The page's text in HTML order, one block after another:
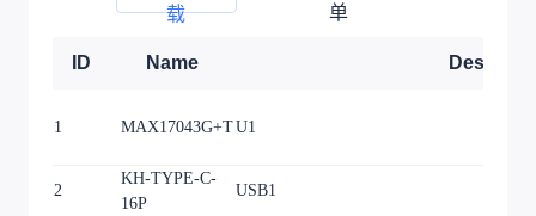
载
单
ID Name
1 MAX17043G+TU1
2
KH-TYPE-C-
16P
USB1